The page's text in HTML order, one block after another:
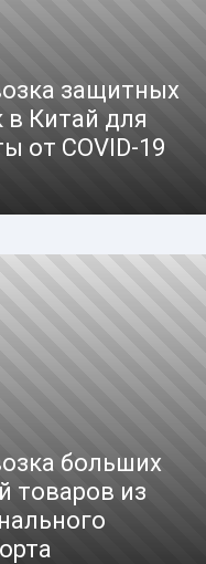
защитных
в Китай для
от COVID-19
больших
товаров из